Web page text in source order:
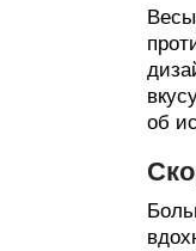
об